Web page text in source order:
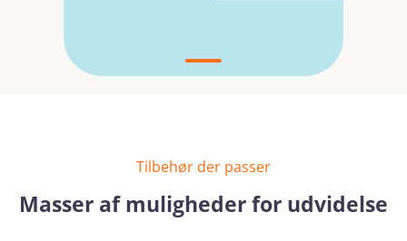
Tilbehør der passer
Masser af muligheder for udvidelse